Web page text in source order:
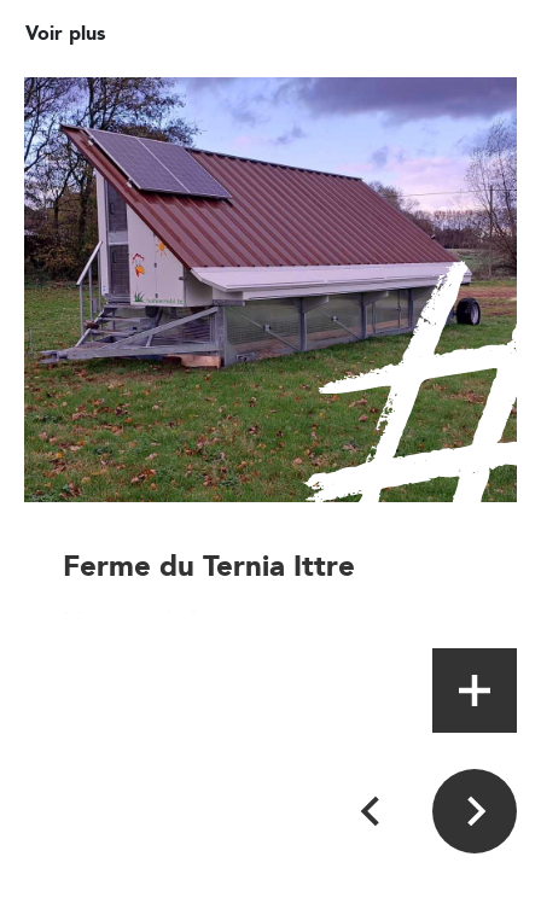
Voir plus
Ferme du Ternia Ittre